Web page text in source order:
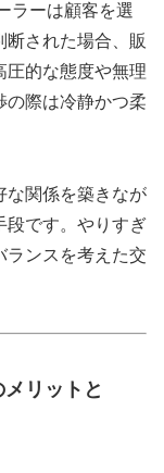
ラーは顧客を選
断された場合、販
圧的な態度や無理
の際は冷静かつ柔
な関係を築きなが
段です。やりすぎ
ランスを考えた交
リットと